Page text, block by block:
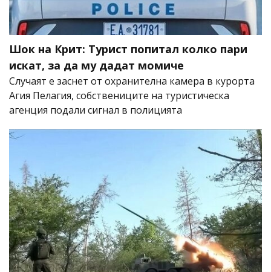
Шок на Крит: Турист попитал колко пари
искат, за да му дадат момиче
Случаят е заснет от охранителна камера в курорта
Агия Пелагия, собствениците на туристическа
агенция подали сигнал в полицията